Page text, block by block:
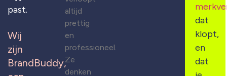
past.
Wij
zijn
BrandBuddy,
altijd
prettig
en
professioneel.
Ze
denken
dat
klopt,
en
dat